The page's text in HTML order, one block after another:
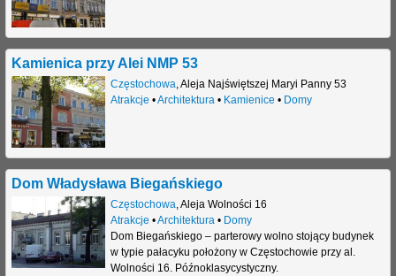
Kamienica przy Alei NMP 53
Częstochowa,Aleja Najświętszej Maryi Panny 53
Atrakcje •Architektura• Kamienice • Domy
Dom Władysława Biegańskiego
Częstochowa,Aleja Wolności 16
Atrakcje •Architektura• Domy
Dom Biegańskiego – parterowy wolno stojący budynek
w typie pałacyku położony w Częstochowie przy al.
Wolności 16. Późnoklasycystyczny.